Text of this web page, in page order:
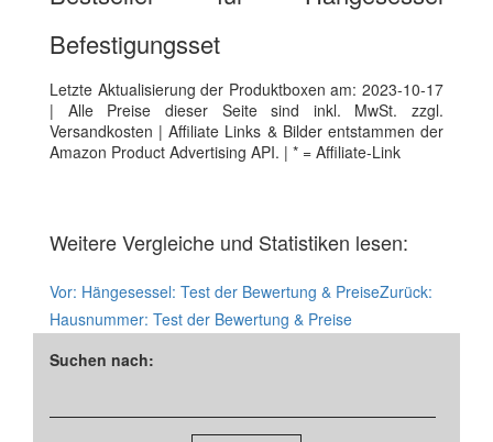
Befestigungsset
Letzte Aktualisierung der Produktboxen am: 2023-10-17
| Alle Preise dieser Seite sind inkl. MwSt. zzgl.
Versandkosten | Affiliate Links & Bilder entstammen der
Amazon Product Advertising API. | * = Affiliate-Link
Weitere Vergleiche und Statistiken lesen:
Vor: Hängesessel: Test der Bewertung & PreiseZurück:
Hausnummer: Test der Bewertung & Preise
Suchen nach: